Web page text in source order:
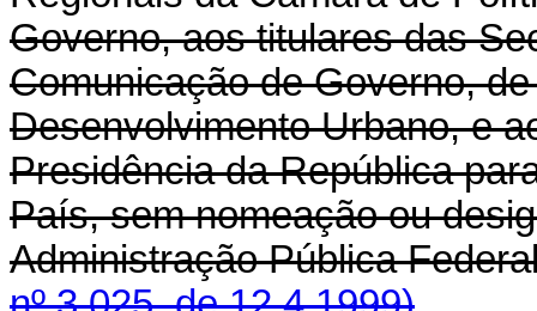
Governo, aos titulares das
Comunicação de Governo,
Desenvolvimento Urbano, e
Presidência da República
País, sem nomeação ou
Administração Pública